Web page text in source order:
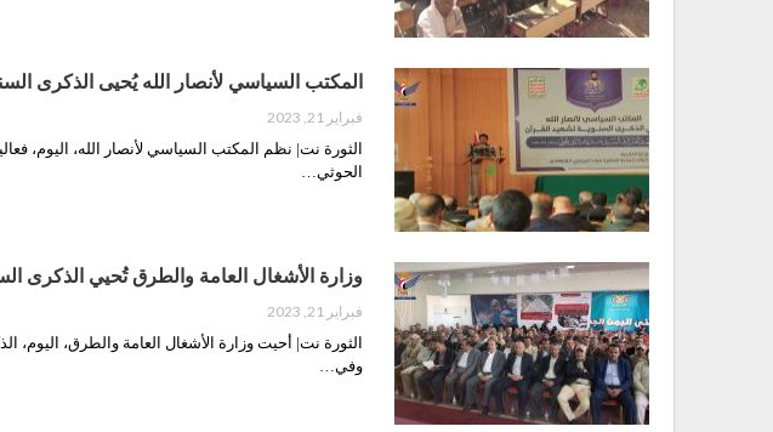
المكتب السياسي لأنصار الله يُحيى الذكرى
فبراير 21, 2023
الثورة نت| نظم المكتب السياسي لأنصار الله، اليوم،
الحوثي…
وزارة الأشغال العامة والطرق تُحيي الذكرى
فبراير 21, 2023
الثورة نت| أحيت وزارة الأشغال العامة والطرق، اليوم،
وفي…